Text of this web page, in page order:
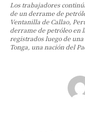
Los trabajadores
de un derrame de
Ventanilla de Callao,
derrame de petróleo en
registrados luego de
Tonga, una nación del